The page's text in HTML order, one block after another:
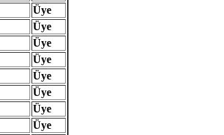
Üye
Üye
Üye
Üye
Üye
Üye
Üye
Üye